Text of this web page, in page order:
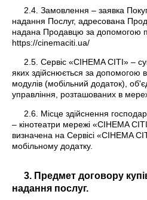
2.4. Замовлення – заявка
надання Послуг, адресована
надана Продавцю за допомогою
https://cinemaciti.ua/
2.5. Сервіс «CIНEMA СІТІ» –
яких здійснюється за допомогою
модулів (мобільний додаток),
управління, розташованих в
2.6. Місце здійснення
– кінотеатри мережі «CIНEMA
визначена на Сервісі «CIНEMA
мобільному додатку.
3. Предмет договору
надання послуг.